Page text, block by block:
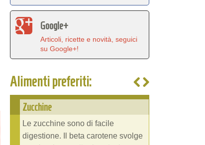
Google+
Articoli, ricette e novità, seguici
su Google+!
Alimenti preferiti:
Zucchine
Le zucchine sono di facile
digestione. Il beta carotene svolge